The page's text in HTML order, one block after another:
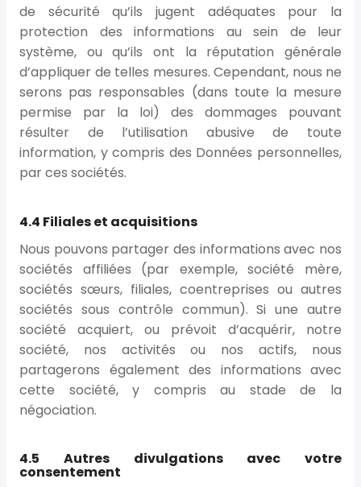
de sécurité qu’ils jugent adéquates pour la
protection des informations au sein de leur
système, ou qu’ils ont la réputation générale
d’appliquer de telles mesures. Cependant, nous ne
serons pas responsables (dans toute la mesure
permise par la loi) des dommages pouvant
résulter de l’utilisation abusive de toute
information, y compris des Données personnelles,
par ces sociétés.
4.4 Filiales et acquisitions
Nous pouvons partager des informations avec nos
sociétés affiliées (par exemple, société mère,
sociétés sœurs, filiales, coentreprises ou autres
sociétés sous contrôle commun). Si une autre
société acquiert, ou prévoit d’acquérir, notre
société, nos activités ou nos actifs, nous
partagerons également des informations avec
cette société, y compris au stade de la
négociation.
4.5 Autres divulgations avec votre
consentement